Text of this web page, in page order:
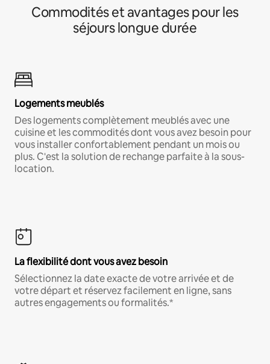
Commodités et avantages pour les
séjours longue durée
Logements meublés
Des logements complètement meublés avec une
cuisine et les commodités dont vous avez besoin pour
vous installer confortablement pendant un mois ou
plus. C'est la solution de rechange parfaite à la sous-
location.
La flexibilité dont vous avez besoin
Sélectionnez la date exacte de votre arrivée et de
votre départ et réservez facilement en ligne, sans
autres engagements ou formalités.*